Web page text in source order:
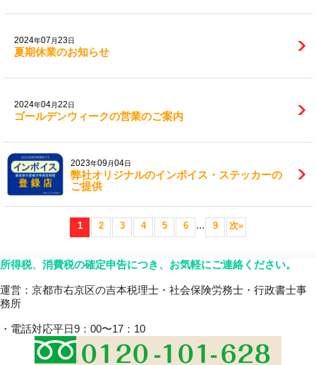
2024年07 月23日
夏期休業のお知らせ
2024年04月22日
ゴールデンウィークの営業のご案内
2023年09月04日
弊社オリジナルのインボイス・ステッカーの
ご提供
1 2 3 4 5 6 ... 9 次»
所得税、消費税の確定申告につき、お気軽にご連絡ください。
運営：京都市右京区の吉本税理士・社会保険労務士・行政書士事
務所
・電話対応平日9：00〜17：10